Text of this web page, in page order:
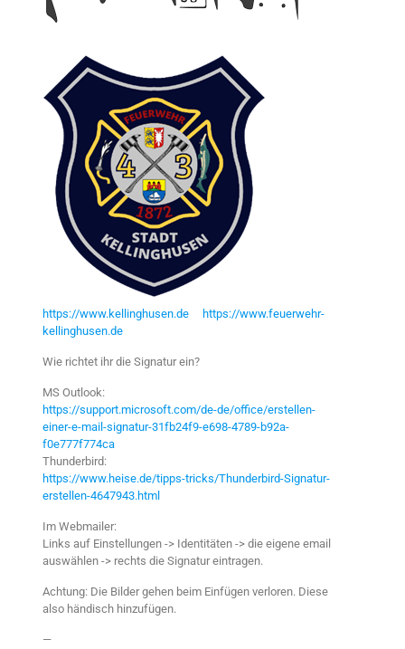
https://www.kellinghusen.de
https://www.feuerwehr-
kellinghusen.de
Wie richtet ihr die Signatur ein?
MS Outlook:
https://support.microsoft.com/de-de/office/erstellen-
einer-e-mail-signatur-31fb24f9-e698-4789-b92a-
f0e777f774ca
Thunderbird:
https://www.heise.de/tipps-tricks/Thunderbird-Signatur-
erstellen-4647943.html
Im Webmailer:
Links auf Einstellungen -> Identitäten -> die eigene email
auswählen -> rechts die Signatur eintragen.
Achtung: Die Bilder gehen beim Einfügen verloren. Diese
also händisch hinzufügen.
—